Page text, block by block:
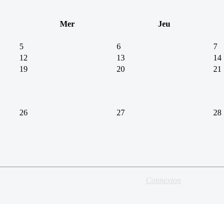
Mer Jeu
5 6 7
12 13 14
19 20 21
26 27 28
Connexion